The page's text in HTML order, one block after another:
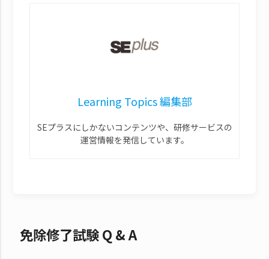
Learning Topics 編集部
SEプラスにしかないコンテンツや、研修サービスの
運営情報を発信しています。
免除修了試験 Q & A